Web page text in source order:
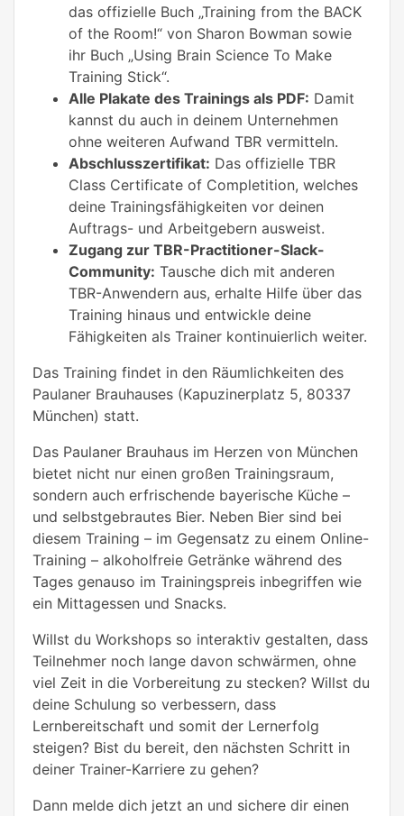
das offizielle Buch „Training from the BACK
of the Room!“ von Sharon Bowman sowie
ihr Buch „Using Brain Science To Make
Training Stick“.
Alle Plakate des Trainings als PDF: Damit
kannst du auch in deinem Unternehmen
ohne weiteren Aufwand TBR vermitteln.
Abschlusszertifikat: Das offizielle TBR
Class Certificate of Completition, welches
deine Trainingsfähigkeiten vor deinen
Auftrags- und Arbeitgebern ausweist.
Zugang zur TBR-Practitioner-Slack-
Community: Tausche dich mit anderen
TBR-Anwendern aus, erhalte Hilfe über das
Training hinaus und entwickle deine
Fähigkeiten als Trainer kontinuierlich weiter.
Das Training findet in den Räumlichkeiten des
Paulaner Brauhauses (Kapuzinerplatz 5, 80337
München) statt.
Das Paulaner Brauhaus im Herzen von München
bietet nicht nur einen großen Trainingsraum,
sondern auch erfrischende bayerische Küche –
und selbstgebrautes Bier. Neben Bier sind bei
diesem Training – im Gegensatz zu einem Online-
Training – alkoholfreie Getränke während des
Tages genauso im Trainingspreis inbegriffen wie
ein Mittagessen und Snacks.
Willst du Workshops so interaktiv gestalten, dass
Teilnehmer noch lange davon schwärmen, ohne
viel Zeit in die Vorbereitung zu stecken? Willst du
deine Schulung so verbessern, dass
Lernbereitschaft und somit der Lernerfolg
steigen? Bist du bereit, den nächsten Schritt in
deiner Trainer-Karriere zu gehen?
Dann melde dich jetzt an und sichere dir einen